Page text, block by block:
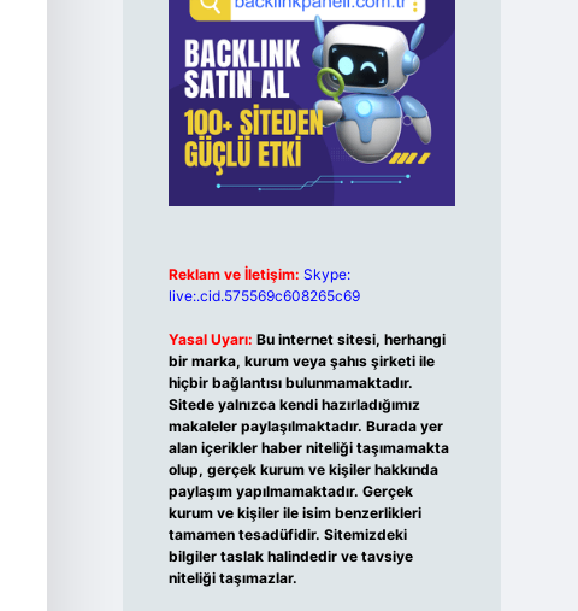
Reklam ve İletişim: Skype:
live:.cid.575569c608265c69
Yasal Uyarı: Bu internet sitesi, herhangi
bir marka, kurum veya şahıs şirketi ile
hiçbir bağlantısı bulunmamaktadır.
Sitede yalnızca kendi hazırladığımız
makaleler paylaşılmaktadır. Burada yer
alan içerikler haber niteliği taşımamakta
olup, gerçek kurum ve kişiler hakkında
paylaşım yapılmamaktadır. Gerçek
kurum ve kişiler ile isim benzerlikleri
tamamen tesadüfidir. Sitemizdeki
bilgiler taslak halindedir ve tavsiye
niteliği taşımazlar.